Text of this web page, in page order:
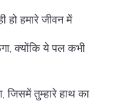
हमारे जीवन में
क्योंकि ये पल कभी
जिसमें तुम्हारे हाथ का